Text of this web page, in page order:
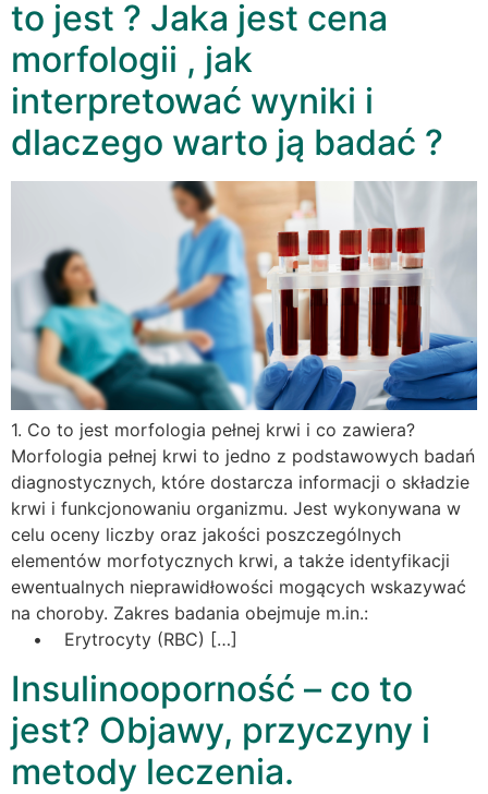
to jest ? Jaka jest cena
morfologii , jak
interpretować wyniki i
dlaczego warto ją badać ?
1. Co to jest morfologia pełnej krwi i co zawiera?
Morfologia pełnej krwi to jedno z podstawowych badań
diagnostycznych, które dostarcza informacji o składzie
krwi i funkcjonowaniu organizmu. Jest wykonywana w
celu oceny liczby oraz jakości poszczególnych
elementów morfotycznych krwi, a także identyfikacji
ewentualnych nieprawidłowości mogących wskazywać
na choroby. Zakres badania obejmuje m.in.:
• Erytrocyty (RBC) […]
Insulinooporność – co to
jest? Objawy, przyczyny i
metody leczenia.